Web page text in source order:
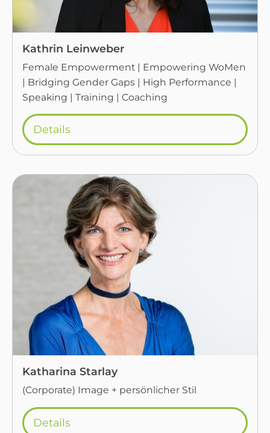
Kathrin Leinweber
Female Empowerment | Empowering WoMen
| Bridging Gender Gaps | High Performance |
Speaking | Training | Coaching
Details
Katharina Starlay
(Corporate) Image + persönlicher Stil
Details